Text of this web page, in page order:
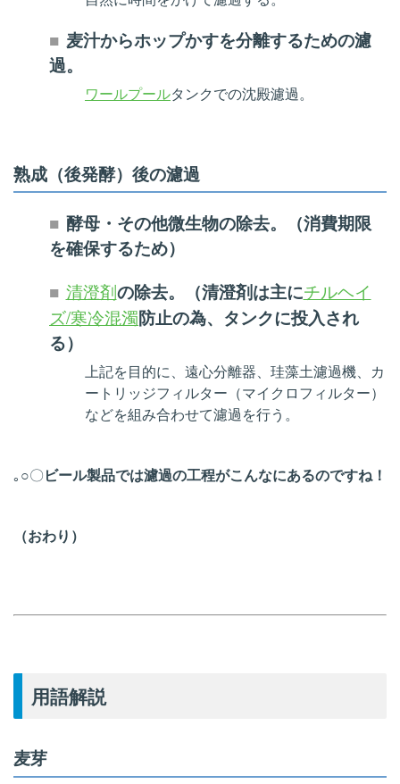
麦汁からホップかすを分離するための濾
過。
ワールプールタンクでの沈殿濾過。
熟成（後発酵）後の濾過
酵母・その他微生物の除去。（消費期限
を確保するため）
清澄剤の除去。（清澄剤は主にチルヘイ
ズ/寒冷混濁防止の為、タンクに投入され
る）
上記を目的に、遠心分離器、珪藻土濾過機、カ
ートリッジフィルター（マイクロフィルター）
などを組み合わせて濾過を行う。
｡○〇ビール製品では濾過の工程がこんなにあるのですね！
（おわり）
用語解説
麦芽